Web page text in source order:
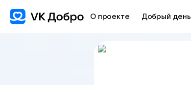
О проекте Добрый день